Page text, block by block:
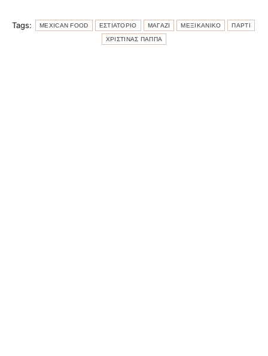
Tags: MEXICAN FOOD ΕΣΤΙΑΤΟΡΙΟ ΜΑΓΑΖΙ ΜΕΞΙΚΑΝΙΚΟ ΠΑΡΤΙ
ΧΡΙΣΤΙΝΑΣ ΠΑΠΠΑ